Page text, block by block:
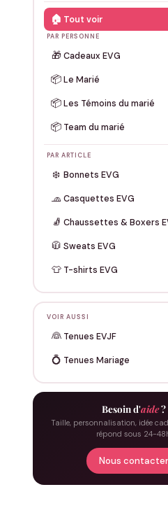
🏠 Tout voir
PAR PERSONNE
🎁 Cadeaux EVG
📦Le Marié
📦Les Témoins du marié
📦 Team du marié
PAR ARTICLE
❄️ Bonnets EVG
🧢 Casquettes EVG
🧦 Chaussettes & Boxers
🧥 Sweats EVG
👕 T-shirts EVG
VOIR AUSSI
👰 Tenues EVJF
💍 Tenues Mariage
Besoin d'aide?
Taille, personnalisation, idée
répond sous 24-
Nous contacter